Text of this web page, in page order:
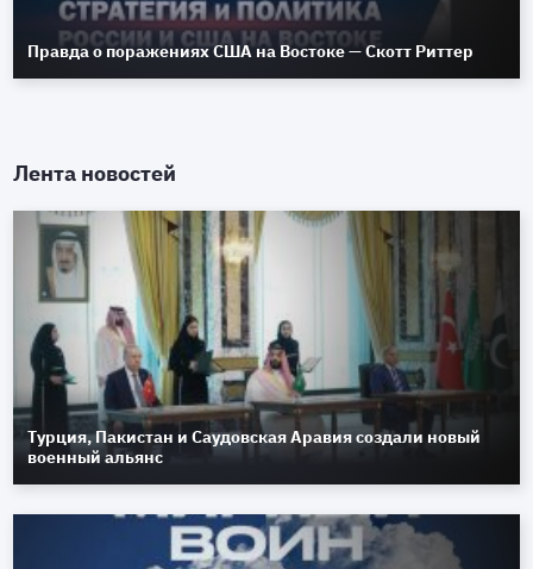
Правда о поражениях США на Востоке — Скотт Риттер
Лента новостей
Турция, Пакистан и Саудовская Аравия создали новый
военный альянс